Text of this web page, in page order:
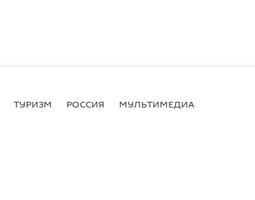
ТУРИЗМ РОССИЯ МУЛЬТИМЕДИА